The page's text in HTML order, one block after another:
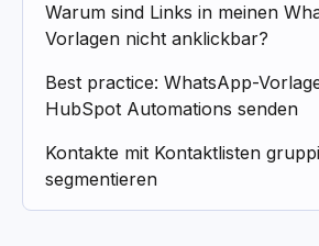
Warum sind Links in meinen
Vorlagen nicht anklickbar?
Best practice: WhatsApp-
HubSpot Automations senden
Kontakte mit Kontaktlisten
segmentieren